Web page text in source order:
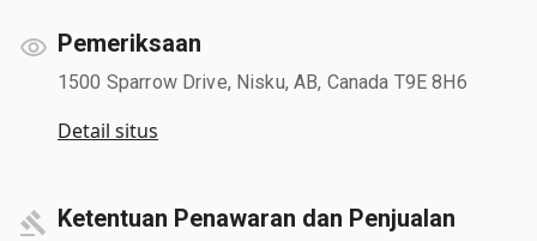
Pemeriksaan
1500 Sparrow Drive, Nisku, AB, Canada T9E 8H6
Detail situs
Ketentuan Penawaran dan Penjualan